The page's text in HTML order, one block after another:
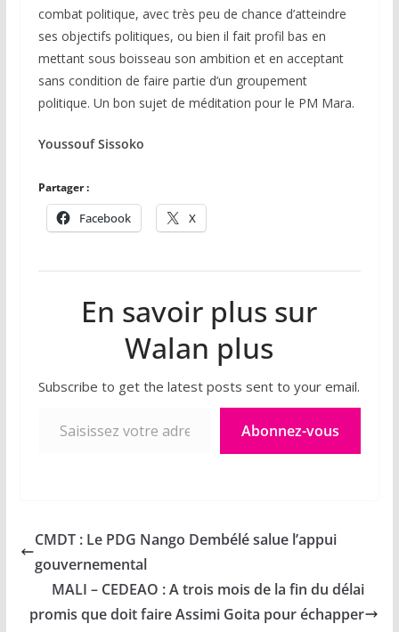
combat politique, avec très peu de chance d’atteindre
ses objectifs politiques, ou bien il fait profil bas en
mettant sous boisseau son ambition et en acceptant
sans condition de faire partie d’un groupement
politique. Un bon sujet de méditation pour le PM Mara.
Youssouf Sissoko
Partager :
Facebook X
En savoir plus sur
Walan plus
Subscribe to get the latest posts sent to your email.
Abonnez-vous
CMDT : Le PDG Nango Dembélé salue l’appui
gouvernemental
MALI – CEDEAO : A trois mois de la fin du délai
promis que doit faire Assimi Goita pour échapper